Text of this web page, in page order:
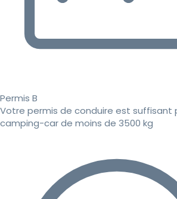
Permis B
Votre permis de conduire est suffisant
camping-car de moins de 3500 kg